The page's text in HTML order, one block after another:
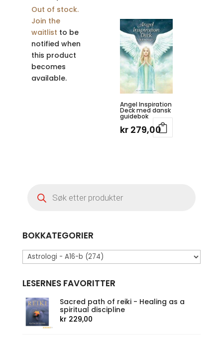
Out of stock.
Join the
waitlist to be
notified when
this product
becomes
available.
Angel Inspiration
Deck med dansk
guidebok
kr279,00
search
BOKKATEGORIER
LESERNES FAVORITTER
Sacred path of reiki - Healing as a
spiritual discipline
kr 229,00